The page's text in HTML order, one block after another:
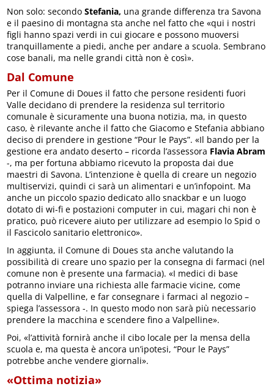
Non solo: secondoStefania, una grande differenza tra Savona
e il paesino di montagna sta anche nel fatto che «qui i nostri
figli hanno spazi verdi in cui giocare e possono muoversi
tranquillamente a piedi, anche per andare a scuola. Sembrano
cose banali, ma nelle grandi città non è così».
Dal Comune
Per il Comune di Doues il fatto che persone residenti fuori
Valle decidano di prendere la residenza sul territorio
comunale è sicuramente una buona notizia, ma, in questo
caso, è rilevante anche il fatto che Giacomo e Stefania abbiano
deciso di prendere in gestione “Pour le Pays”. «Il bando per la
gestione era andato deserto – ricorda l’assessora Flavia Abram
-, ma per fortuna abbiamo ricevuto la proposta dai due
maestri di Savona. L’intenzione è quella di creare un negozio
multiservizi, quindi ci sarà un alimentari e un’infopoint. Ma
anche un piccolo spazio dedicato allo snackbar e un luogo
dotato di wi-fi e postazioni computer in cui, magari chi non è
pratico, può ricevere aiuto per utilizzare ad esempio lo Spid o
il Fascicolo sanitario elettronico».
In aggiunta, il Comune di Doues sta anche valutando la
possibilità di creare uno spazio per la consegna di farmaci (nel
comune non è presente una farmacia). «I medici di base
potranno inviare una richiesta alle farmacie vicine, come
quella di Valpelline, e far consegnare i farmaci al negozio –
spiega l’assessora -. In questo modo non sarà più necessario
prendere la macchina e scendere fino a Valpelline».
Poi, «l’attività fornirà anche il cibo locale per la mensa della
scuola e, ma questa è ancora un’ipotesi, “Pour le Pays”
potrebbe anche vendere giornali».
«Ottima notizia»